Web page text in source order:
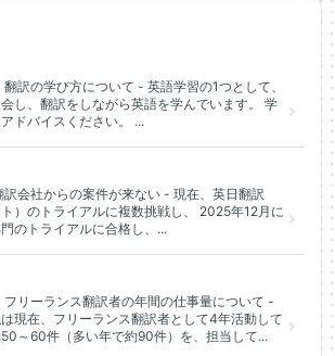
翻訳の学び方について - 英語学習の1つとして、
し、翻訳をしながら英語を学んでいます。 学
ドバイスください。 ...
訳会社からの案件が来ない - 現在、英日翻訳
ト）のトライアルに複数挑戦し、 2025年12月に
のトライアルに合格し、...
フリーランス翻訳者の年間の仕事量について -
現在、フリーランス翻訳者として4年活動して
～60件（多い年で約90件）を、担当して...